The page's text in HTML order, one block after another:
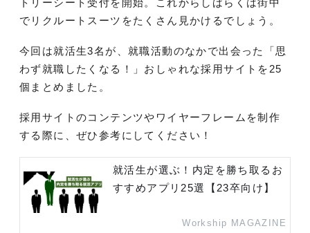
トリーシート受付を開始。これからしばらくは街中
でリクルートスーツをたくさん見かけるでしょう。
今回は就活生3名が、就職活動のなかで出会った「思
わず就職したくなる！」おしゃれな採用サイトを25
個まとめました。
採用サイトのコンテンツやワイヤーフレームを制作
する際に、ぜひ参考にしてください！
就活生が選ぶ！内定を勝ち取るお
すすめアプリ25選【23卒向け】
Workship MAGAZINE